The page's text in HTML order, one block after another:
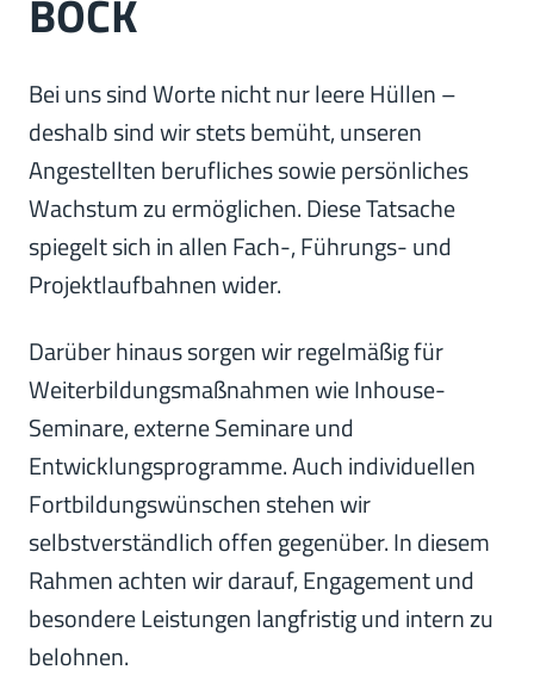
BOCK
Bei uns sind Worte nicht nur leere Hüllen –
deshalb sind wir stets bemüht, unseren
Angestellten berufliches sowie persönliches
Wachstum zu ermöglichen. Diese Tatsache
spiegelt sich in allen Fach-, Führungs- und
Projektlaufbahnen wider.
Darüber hinaus sorgen wir regelmäßig für
Weiterbildungsmaßnahmen wie Inhouse-
Seminare, externe Seminare und
Entwicklungsprogramme. Auch individuellen
Fortbildungswünschen stehen wir
selbstverständlich offen gegenüber. In diesem
Rahmen achten wir darauf, Engagement und
besondere Leistungen langfristig und intern zu
belohnen.